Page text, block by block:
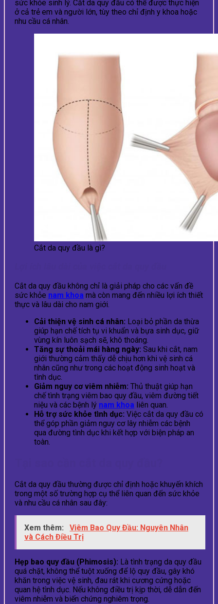
sức khỏe sinh lý. Cắt da quy đầu có thể được thực hiện
ở cả trẻ em và người lớn, tùy theo chỉ định y khoa hoặc
nhu cầu cá nhân.
Cắt da quy đầu là gì?
Cắt da quy đầu không chỉ là giải pháp cho các vấn đề
sức khỏe nam khoa mà còn mang đến nhiều lợi ích thiết
thực và lâu dài cho nam giới.
Cải thiện vệ sinh cá nhân: Loại bỏ phần da thừa
giúp hạn chế tích tụ vi khuẩn và bựa sinh dục, giữ
vùng kín luôn sạch sẽ, khô thoáng.
Tăng sự thoải mái hàng ngày: Sau khi cắt, nam
giới thường cảm thấy dễ chịu hơn khi vệ sinh cá
nhân cũng như trong các hoạt động sinh hoạt và
tình dục.
Giảm nguy cơ viêm nhiễm: Thủ thuật giúp hạn
chế tình trạng viêm bao quy đầu, viêm đường tiết
niệu và các bệnh lý nam khoa liên quan.
Hỗ trợ sức khỏe tình dục: Việc cắt da quy đầu có
thể góp phần giảm nguy cơ lây nhiễm các bệnh
qua đường tình dục khi kết hợp với biện pháp an
toàn.
Cắt da quy đầu thường được chỉ định hoặc khuyến khích
trong một số trường hợp cụ thể liên quan đến sức khỏe
và nhu cầu cá nhân sau đây:
Xem thêm:
Viêm Bao Quy Đầu: Nguyên Nhân
và Cách Điều Trị
Hẹp bao quy đầu (Phimosis): Là tình trạng da quy đầu
quá chặt, không thể tuột xuống để lộ quy đầu, gây khó
khăn trong việc vệ sinh, đau rát khi cương cứng hoặc
quan hệ tình dục. Nếu không điều trị kịp thời, dễ dẫn đến
viêm nhiễm và biến chứng nghiêm trọng.